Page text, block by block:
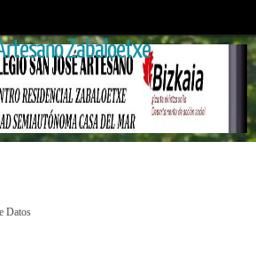
Zabaloetxe
Datos